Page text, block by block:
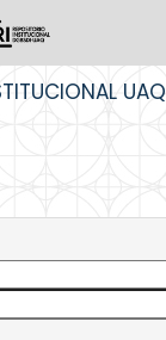
UAQ